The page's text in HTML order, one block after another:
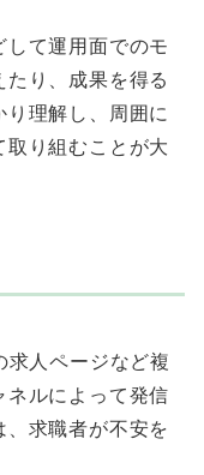
て運用面でのモ
り、成果を得る
理解し、周囲に
取り組むことが大
人ページなど複
ルによって発信
求職者が不安を